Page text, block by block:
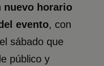
nuevo horario
evento, con
sábado que
público y